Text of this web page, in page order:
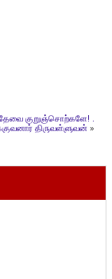
குறுஞ்சொற்களே! .
திருவள்ளுவன் »